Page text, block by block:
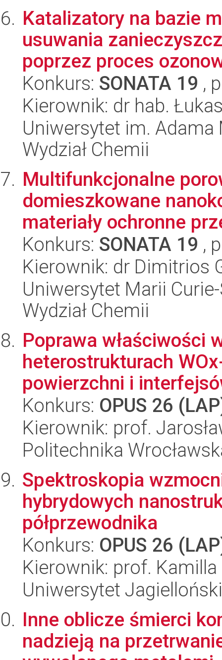
Katalizatory na bazie
usuwania
poprzez proces
Konkurs: SONATA 19 ,
Kierownik: dr hab.
Uniwersytet im.
Wydział Chemii
Multifunkcjonalne
domieszkowane
materiały ochronne
Konkurs: SONATA 19 ,
Kierownik: dr Dimitrios
Uniwersytet Marii
Wydział Chemii
Poprawa właściwości
heterostrukturach
powierzchni i
Konkurs: OPUS 26
Kierownik: prof.
Politechnika
Spektroskopia
hybrydowych
półprzewodnika
Konkurs: OPUS 26
Kierownik: prof. Kamilla
Uniwersytet
Inne oblicze śmierci
nadzieją na